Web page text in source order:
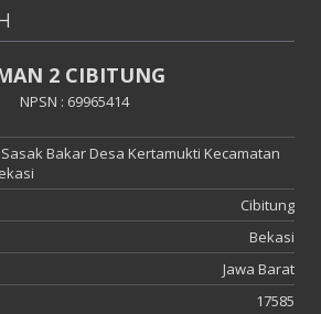
2 CIBITUNG
NPSN : 69965414
Bakar Desa Kertamukti Kecamatan
Cibitung
Bekasi
Jawa Barat
17585